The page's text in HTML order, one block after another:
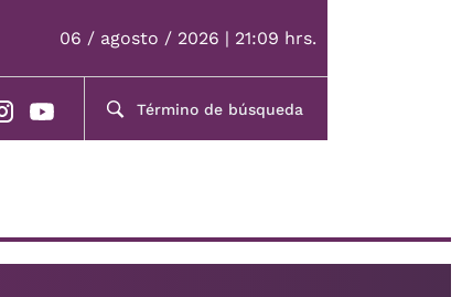
06 / agosto / 2026 | 21:09 hrs.